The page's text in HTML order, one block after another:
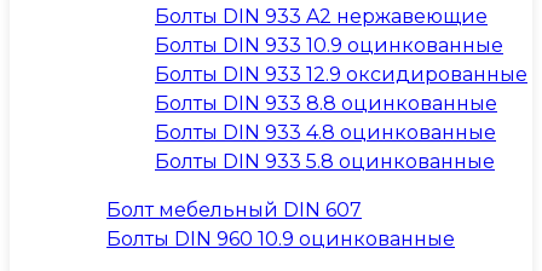
Болты DIN 933 A2 нержавеющие
Болты DIN 933 10.9 оцинкованные
Болты DIN 933 12.9 оксидированные
Болты DIN 933 8.8 оцинкованные
Болты DIN 933 4.8 оцинкованные
Болты DIN 933 5.8 оцинкованные
Болт мебельный DIN 607
Болты DIN 960 10.9 оцинкованные